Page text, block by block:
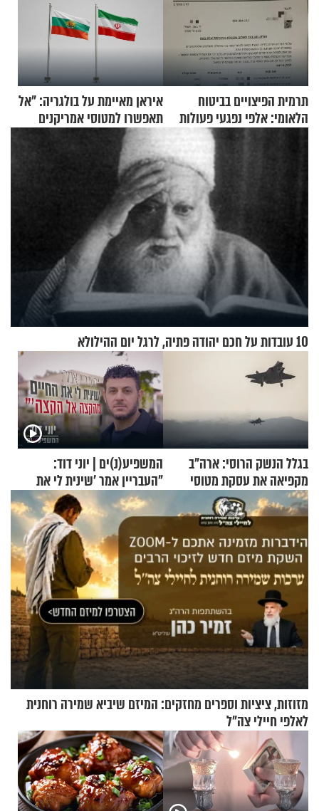
תרמית הפיצויים בביטוח
הלאומי: אלפי נפגעי פעולות
איבה קיבלו כספים במירמה
איראן מאיימת על בולגריה: "אל
תאפשרו למטוסי אמריקנים
להמריא מהשטח שלכם"
10 עובדות על חכם יהודה פתיה, לרגל יום ההילולא
בגלל הנשק הרוסי: ארה"ב
מקפיאה את עסקת מטוסי
הקרב לטורקיה
המשפיע(נ)ים | יוני דוד:
"העבריין אמר 'שינית לי את
החיים מהקצה אל הקצה'"
מזוזות, ציציות וספרים מחזקים: המיזם שיביא שמירה רוחנית
לאלפי חיילי צה"ל